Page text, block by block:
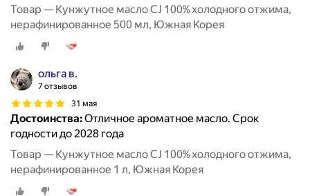
Товар — Кунжутное масло CJ 100% холодного отжима,
нерафинированное 500 мл, Южная Корея
ольга в.
7 отзывов
31 мая
Достоинства:Отличное ароматное масло. Срок
годности до 2028 года
Товар — Кунжутное масло CJ 100% холодного отжима,
нерафинированное 1 л, Южная Корея